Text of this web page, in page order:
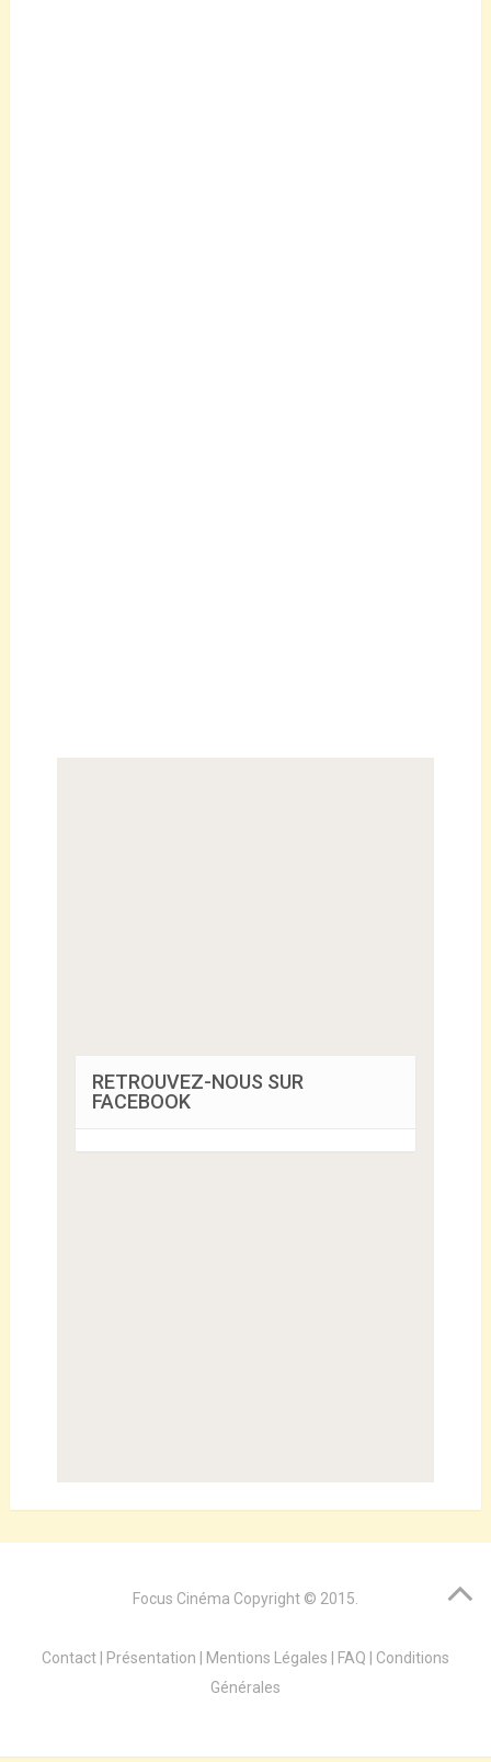
RETROUVEZ-NOUS SUR
FACEBOOK
Focus Cinéma Copyright © 2015.
Contact Présentation Mentions Légales FAQ
Conditions
Générales